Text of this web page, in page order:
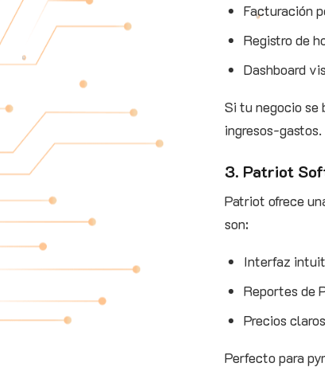
Facturación
Registro de
Dashboard
Si tu negocio se
ingresos‑gastos.
3. Patriot
Patriot ofrece
son:
Interfaz
Reportes de
Precios
Perfecto para